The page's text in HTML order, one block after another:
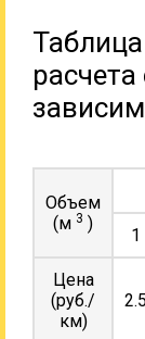
Объем
(м 3 )
1
Цена
(руб./
км)
2.5